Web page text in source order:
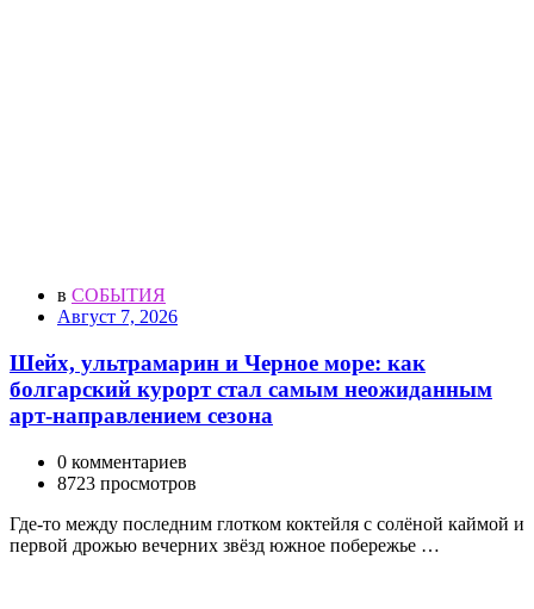
в СОБЫТИЯ
Август 7, 2026
Шейх, ультрамарин и Черное море: как
болгарский курорт стал самым неожиданным
арт-направлением сезона
0 комментариев
8723 просмотров
Где-то между последним глотком коктейля с солёной каймой и
первой дрожью вечерних звёзд южное побережье …